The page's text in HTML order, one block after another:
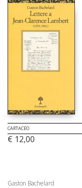
CARTACEO
€ 12,00
Gaston Bachelard